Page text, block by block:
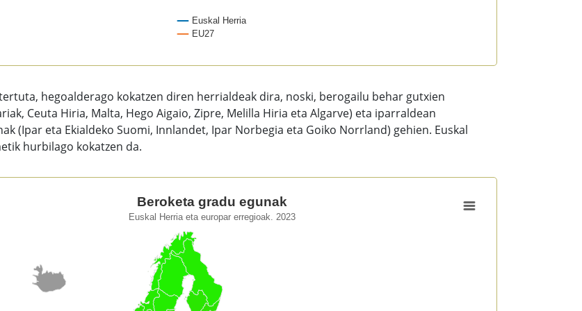
Euskal Herria
EU27
hegoalderago kokatzen diren herrialdeak dira, noski, berogailu behar gutxien
Ceuta Hiria, Malta, Hego Aigaio, Zipre, Melilla Hiria eta Algarve) eta iparraldean
(Ipar eta Ekialdeko Suomi, Innlandet, Ipar Norbegia eta Goiko Norrland) gehien. Euskal
hurbilago kokatzen da.
region with 1 data series.
eta europar erregioak. 2023
table, Beroketa gradu egunak
Beroketa gradu egunak
Euskal Herria eta europar erregioak. 2023